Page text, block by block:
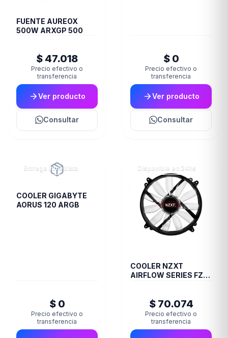
FUENTE AUREOX
500W ARXGP 500
$ 47.018
Precio efectivo o
transferencia
Ver producto
Consultar
$ 0
Precio efectivo o
transferencia
Ver producto
Consultar
Entrega inmediata
COOLER GIGABYTE
AORUS 120 ARGB
$ 0
Precio efectivo o
transferencia
Disponible en 24hs
COOLER NZXT
AIRFLOW SERIES FZ-
$ 70.074
Precio efectivo o
transferencia